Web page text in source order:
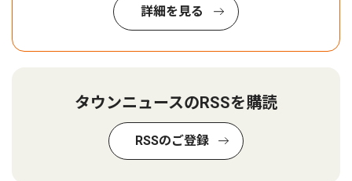
詳細を見る
タウンニュースのRSSを購読
RSSのご登録